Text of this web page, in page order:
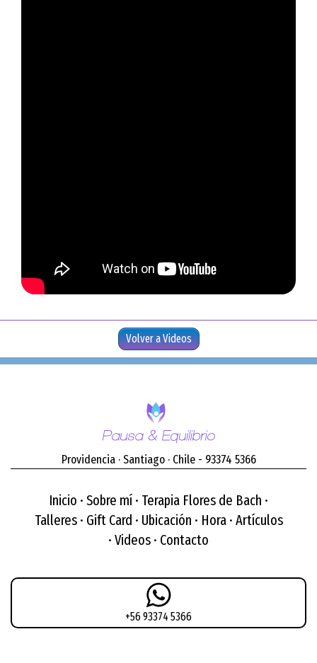
Volver a Videos
Providencia · Santiago · Chile - 93374 5366
Inicio · Sobre mí · Terapia Flores de Bach ·
Talleres· Gift Card · Ubicación · Hora· Artículos
· Videos · Contacto
+56 93374 5366